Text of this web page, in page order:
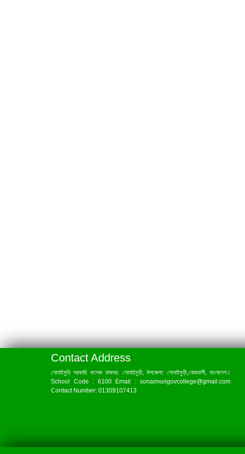
Contact Address
সোনাইমুড়ি সরকারি কলেজ ডাকঘর: সোনাইমুড়ী, উপজেলা: সোনাইমুড়ী,নোয়াখালী, বাংলাদেশ।
School Code : 6100 Email : sonaimurigovcollege@gmail.com
Contact Number: 01309107413